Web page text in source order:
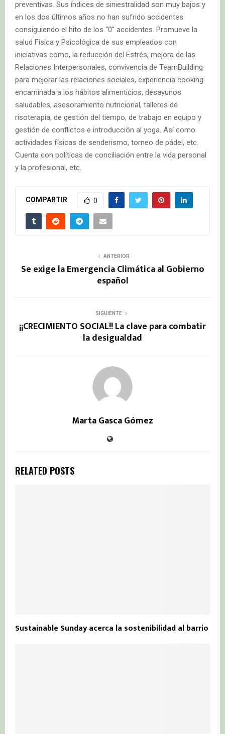
preventivas. Sus índices de siniestralidad son muy bajos y
en los dos últimos años no han sufrido accidentes
consiguiendo el hito de los “0” accidentes. Promueve la
salud Física y Psicológica de sus empleados con
iniciativas como, la reducción del Estrés, mejora de las
Relaciones Interpersonales, convivencia de TeamBuilding
para mejorar las relaciones sociales, experiencia cooking
encaminada a los hábitos alimenticios, desayunos
saludables, asesoramiento nutricional, talleres de
risoterapia, de gestión del tiempo, de trabajo en equipo y
gestión de conflictos e introducción al yoga. Así como
actividades físicas de senderismo, torneo de pádel, etc.
Cuenta con políticas de conciliación entre la vida personal
y la profesional, etc.
COMPARTIR 0
ANTERIOR
Se exige la Emergencia Climática al Gobierno
español
SIGUIENTE
¡¡CRECIMIENTO SOCIAL!! La clave para combatir
la desigualdad
Marta Gasca Gómez
RELATED POSTS
Sustainable Sunday acerca la sostenibilidad al barrio